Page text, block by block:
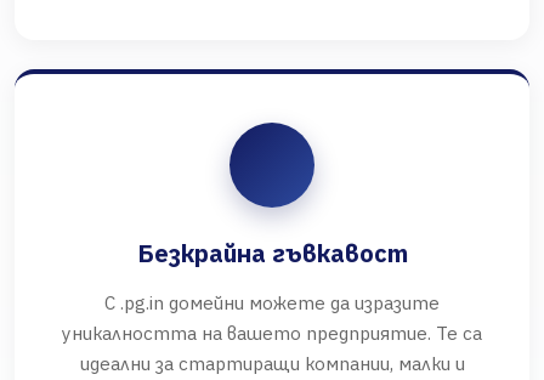
Безкрайна гъвкавост
С .pg.in домейни можете да изразите
уникалността на вашето предприятие. Те са
идеални за стартиращи компании, малки и